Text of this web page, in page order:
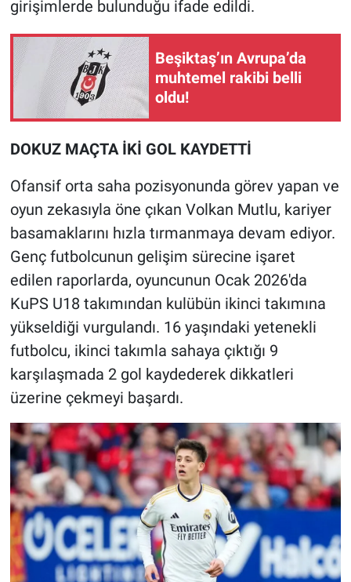
girişimlerde bulunduğu ifade edildi.
Beşiktaş’ın Avrupa’da
muhtemel rakibi belli
oldu!
DOKUZ MAÇTA İKİ GOL KAYDETTİ
Ofansif orta saha pozisyonunda görev yapan ve
oyun zekasıyla öne çıkan Volkan Mutlu, kariyer
basamaklarını hızla tırmanmaya devam ediyor.
Genç futbolcunun gelişim sürecine işaret
edilen raporlarda, oyuncunun Ocak 2026'da
KuPS U18 takımından kulübün ikinci takımına
yükseldiği vurgulandı. 16 yaşındaki yetenekli
futbolcu, ikinci takımla sahaya çıktığı 9
karşılaşmada 2 gol kaydederek dikkatleri
üzerine çekmeyi başardı.